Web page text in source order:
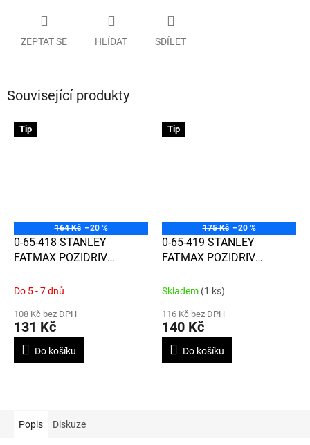
ZEPTAT SE HLÍDAT SDÍLET
Související produkty
Tip
164 Kč –20 %
0-65-418 STANLEY
FATMAX POZIDRIV
PZ1X100MM
Do 5 - 7 dnů
108 Kč bez DPH
131 Kč
Do košíku
Tip
175 Kč –20 %
0-65-419 STANLEY
FATMAX POZIDRIV
PZ2X125MM
Skladem (1 ks)
116 Kč bez DPH
140 Kč
Do košíku
Popis Diskuze